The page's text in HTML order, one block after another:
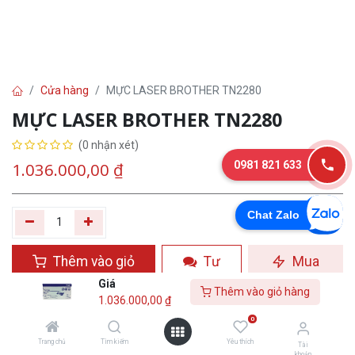
Giá
1.036.000,00 ₫
Thêm vào giỏ hàng
Trang chủ Tìm kiếm
0
Yêu thích
Tài
Cửa hàng MỰC LASER BROTHER TN2280
MỰC LASER BROTHER TN2280
(0 nhận xét)
1.036.000,00 ₫
Thêm vào giỏ
hàng
Tư
Mua
Chat Zalo
0981 821 633